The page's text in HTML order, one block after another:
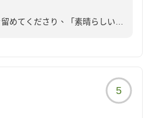
細はこちらから
hotel/voice/80671?
めてくださり、「素晴らしい体
楽しみいただけたようで安心い
5